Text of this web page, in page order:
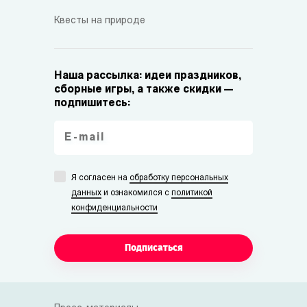
Квесты на природе
Наша рассылка: идеи праздников,
сборные игры, а также скидки —
подпишитесь:
Я согласен на обработку персональных
данных и ознакомился с политикой
конфиденциальности
Подписаться